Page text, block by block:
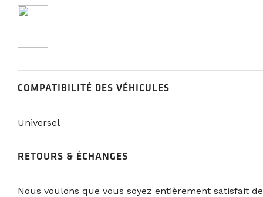
COMPATIBILITÉ DES VÉHICULES
Universel
RETOURS & ÉCHANGES
Nous voulons que vous soyez entièrement satisfait